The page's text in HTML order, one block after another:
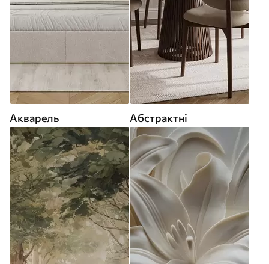
Акварель Абстрактні